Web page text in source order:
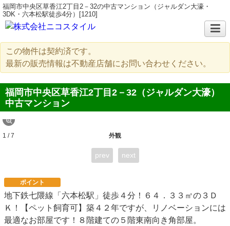
福岡市中央区草香江2丁目2－32の中古マンション（ジャルダン大濠・
3DK・六本松駅徒歩4分）[1210]
この物件は契約済です。
最新の販売情報は不動産店舗にお問い合わせください。
福岡市中央区草香江2丁目2－32（ジャルダン大濠）
中古マンション
外観
1 / 7
prev next
ポイント
地下鉄七隈線「六本松駅」徒歩４分！６４．３３㎡の３Ｄ
Ｋ！【ペット飼育可】築４２年ですが、リノベーションには
最適なお部屋です！８階建ての５階東南向き角部屋。